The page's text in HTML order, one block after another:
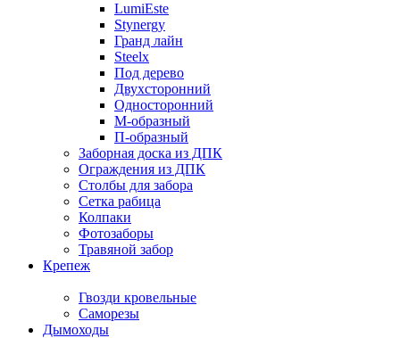
LumiEste
Stynergy
Гранд лайн
Steelx
Под дерево
Двухсторонний
Односторонний
М-образный
П-образный
Заборная доска из ДПК
Ограждения из ДПК
Столбы для забора
Сетка рабица
Колпаки
Фотозаборы
Травяной забор
Крепеж
Гвозди кровельные
Саморезы
Дымоходы